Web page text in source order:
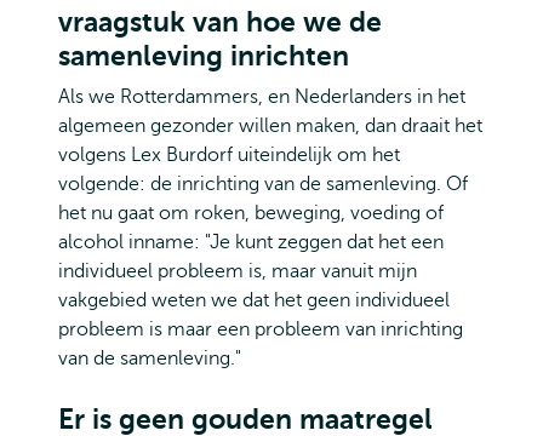
vraagstuk van hoe we de
samenleving inrichten
Als we Rotterdammers, en Nederlanders in het
algemeen gezonder willen maken, dan draait het
volgens Lex Burdorf uiteindelijk om het
volgende: de inrichting van de samenleving. Of
het nu gaat om roken, beweging, voeding of
alcohol inname: "Je kunt zeggen dat het een
individueel probleem is, maar vanuit mijn
vakgebied weten we dat het geen individueel
probleem is maar een probleem van inrichting
van de samenleving."
Er is geen gouden maatregel